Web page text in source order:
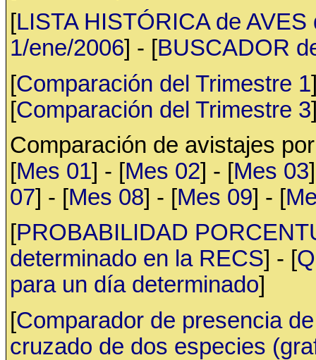
[LISTA HISTÓRICA de
1/ene/2006] - [BUSCADOR
[Comparación del Trimestre 1
[Comparación del Trimestre 3
Comparación de avistajes
[Mes 01] - [Mes 02] - [Mes 03
07] - [Mes 08] - [Mes 09] - [
[PROBABILIDAD
determinado en la RECS] - [
para un día determinado]
[Comparador de presencia
cruzado de dos especies